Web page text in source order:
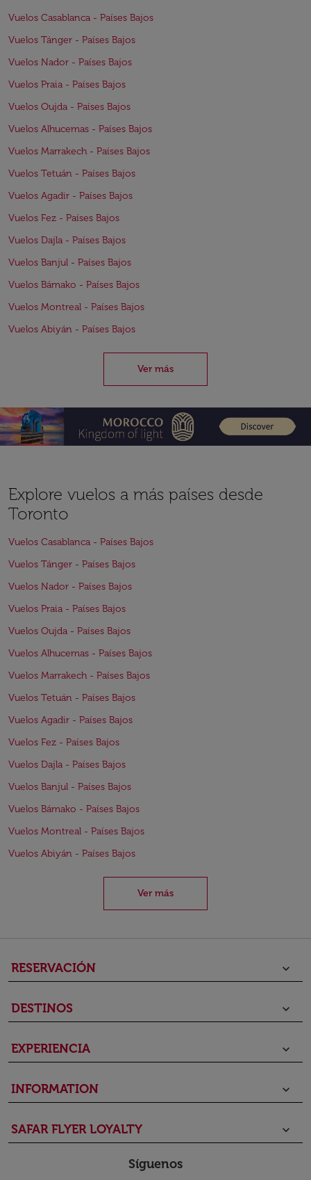
Vuelos Casablanca - Países Bajos
Vuelos Tánger - Países Bajos
Vuelos Nador - Países Bajos
Vuelos Praia - Países Bajos
Vuelos Oujda - Países Bajos
Vuelos Alhucemas - Países Bajos
Vuelos Marrakech - Países Bajos
Vuelos Tetuán - Países Bajos
Vuelos Agadir - Países Bajos
Vuelos Fez - Países Bajos
Vuelos Dajla - Países Bajos
Vuelos Banjul - Países Bajos
Vuelos Bámako - Países Bajos
Vuelos Montreal - Países Bajos
Vuelos Abiyán - Países Bajos
Ver más
Explore vuelos a más países desde
Toronto
Vuelos Casablanca - Países Bajos
Vuelos Tánger - Países Bajos
Vuelos Nador - Países Bajos
Vuelos Praia - Países Bajos
Vuelos Oujda - Países Bajos
Vuelos Alhucemas - Países Bajos
Vuelos Marrakech - Países Bajos
Vuelos Tetuán - Países Bajos
Vuelos Agadir - Países Bajos
Vuelos Fez - Países Bajos
Vuelos Dajla - Países Bajos
Vuelos Banjul - Países Bajos
Vuelos Bámako - Países Bajos
Vuelos Montreal - Países Bajos
Vuelos Abiyán - Países Bajos
Ver más
RESERVACIÓN keyboard_arrow_down
DESTINOS keyboard_arrow_down
EXPERIENCIA keyboard_arrow_down
INFORMATION keyboard_arrow_down
SAFAR FLYER LOYALTY keyboard_arrow_down
Síguenos